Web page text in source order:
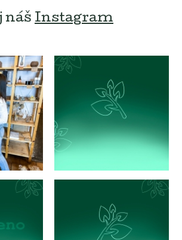
náš Instagram